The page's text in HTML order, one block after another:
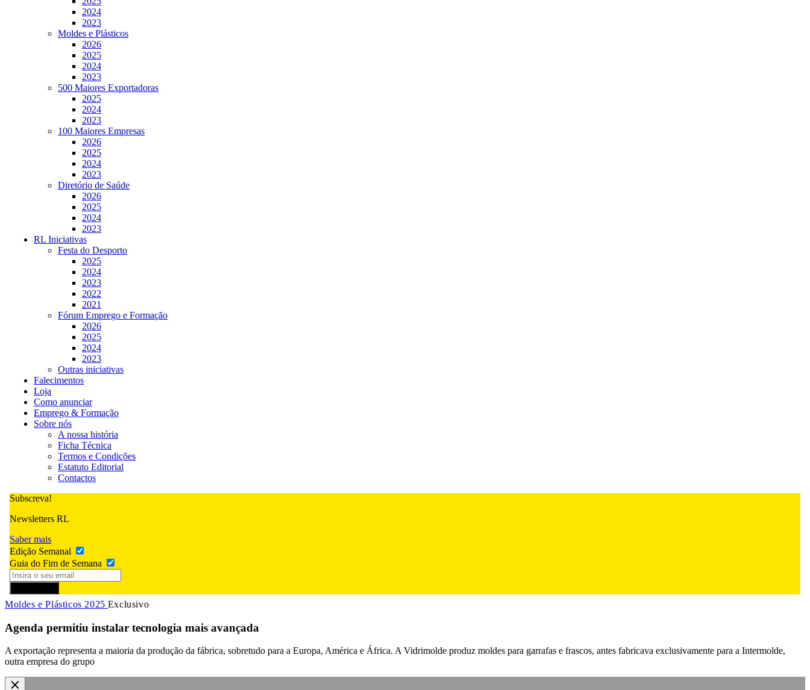
2024
2023
Moldes e Plásticos
2026
2025
2024
2023
500 Maiores Exportadoras
2025
2024
2023
100 Maiores Empresas
2026
2025
2024
2023
Diretório de Saúde
2026
2025
2024
2023
RL Iniciativas
Festa do Desporto
2025
2024
2023
2022
2021
Fórum Emprego e Formação
2026
2025
2024
2023
Outras iniciativas
Falecimentos
Loja
Como anunciar
Emprego & Formação
Sobre nós
A nossa história
Ficha Técnica
Termos e Condições
Estatuto Editorial
Contactos
Subscreva!
Newsletters RL
Saber mais
Edição Semanal
Guia do Fim de Semana
Moldes e Plásticos 2025 Exclusivo
Agenda permitiu instalar tecnologia mais avançada
A exportação representa a maioria da produção da fábrica, sobretudo para a Europa, América e África. A Vidrimolde produz moldes para garrafas e frascos, antes fabricava exclusivamente para a Intermolde,
outra empresa do grupo